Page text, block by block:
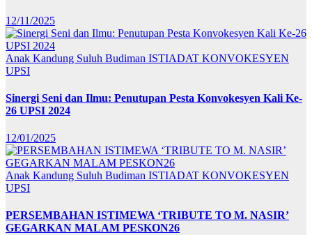
12/11/2025
Anak Kandung Suluh Budiman ISTIADAT KONVOKESYEN
UPSI
Sinergi Seni dan Ilmu: Penutupan Pesta Konvokesyen Kali Ke-
26 UPSI 2024
12/01/2025
Anak Kandung Suluh Budiman ISTIADAT KONVOKESYEN
UPSI
PERSEMBAHAN ISTIMEWA ‘TRIBUTE TO M. NASIR’
GEGARKAN MALAM PESKON26